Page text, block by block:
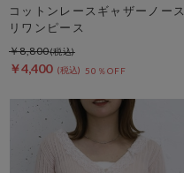
コットンレースギャザーノース
リワンピース
￥4,400 50％OFF
￥8,800